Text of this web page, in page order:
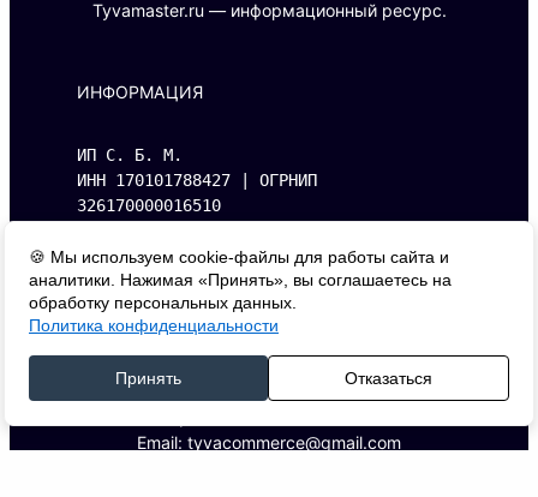
Tyvamaster.ru — информационный ресурс.
🍪 Мы используем cookie-файлы для работы сайта и
аналитики. Нажимая «Принять», вы соглашаетесь на
обработку персональных данных.
Политика конфиденциальности
Принять Отказаться
ИНФОРМАЦИЯ
ИП С. Б. М.
ИНН 170101788427 | ОГРНИП
326170000016510
д.14, кв. 1.
КОНТАКТЫ
Email: tyvacommerce@gmail.com